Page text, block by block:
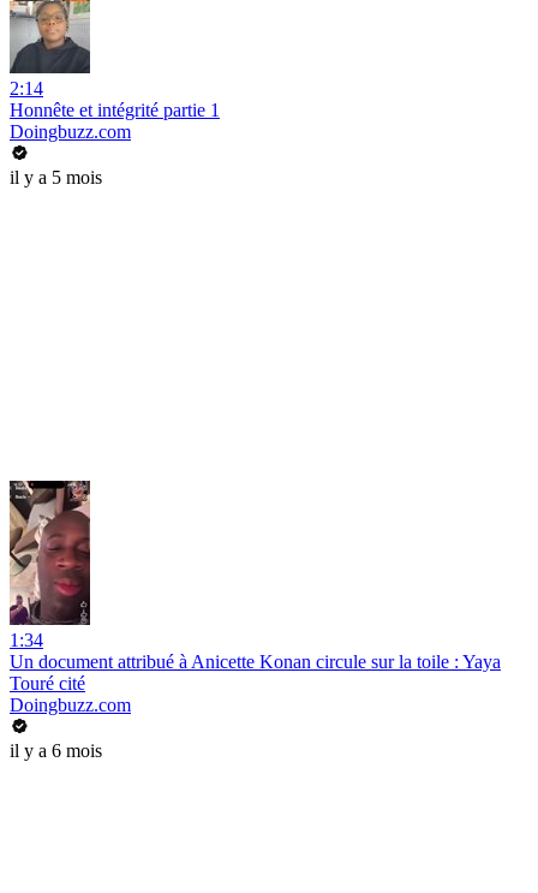
2:14
Honnête et intégrité partie 1
Doingbuzz.com
il y a 5 mois
1:34
Un document attribué à Anicette Konan circule sur la toile : Yaya
Touré cité
Doingbuzz.com
il y a 6 mois